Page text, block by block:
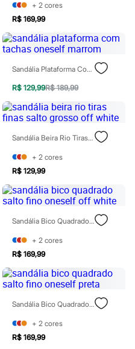
+ 2 cores
R$ 169,99
Sandália Plataforma Com Tachas Oneself Marrom
R$ 129,99R$ 189,99
Sandália Beira Rio Tiras Finas Salto Grosso Off White
+ 2 cores
R$ 129,99
Sandália Bico Quadrado Salto Fino Oneself Off White
+ 2 cores
R$ 169,99
Sandália Bico Quadrado Salto Fino Oneself Preta
+ 2 cores
R$ 169,99